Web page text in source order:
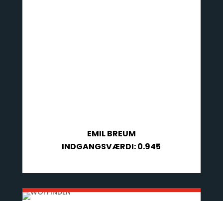
EMIL BREUM
INDGANGSVÆRDI: 0.945